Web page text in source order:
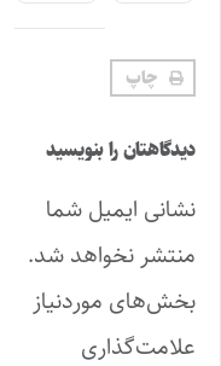
چاپ
دیدگاهتان را بنویسید
نشانی ایمیل شما
منتشر نخواهد شد.
بخش‌های موردنیاز
علامت‌گذاری